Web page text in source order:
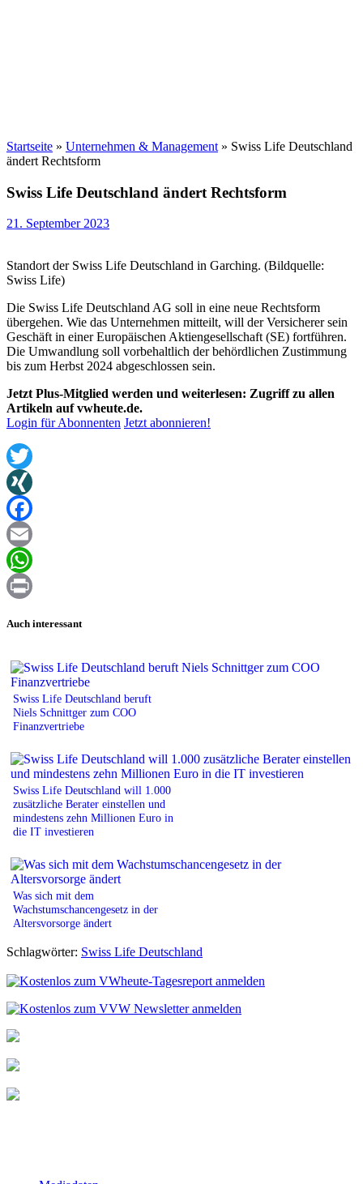
Startseite » Unternehmen & Management » Swiss Life Deutschland
ändert Rechtsform
Swiss Life Deutschland ändert Rechtsform
21. September 2023
Standort der Swiss Life Deutschland in Garching. (Bildquelle:
Swiss Life)
Die Swiss Life Deutschland AG soll in eine neue Rechtsform
übergehen. Wie das Unternehmen mitteilt, will der Versicherer sein
Geschäft in einer Europäischen Aktiengesellschaft (SE) fortführen.
Die Umwandlung soll vorbehaltlich der behördlichen Zustimmung
bis zum Herbst 2024 abgeschlossen sein.
Jetzt Plus-Mitglied werden und weiterlesen: Zugriff zu allen
Artikeln auf vwheute.de.
Login für Abonnenten Jetzt abonnieren!
Twitter
XING
Facebook
Email
WhatsApp
Auch interessant
Swiss Life Deutschland beruft
Niels Schnittger zum COO
Finanzvertriebe
Swiss Life Deutschland will 1.000
zusätzliche Berater einstellen und
mindestens zehn Millionen Euro in
die IT investieren
Was sich mit dem
Wachstumschancengesetz in der
Altersvorsorge ändert
Schlagwörter: Swiss Life Deutschland